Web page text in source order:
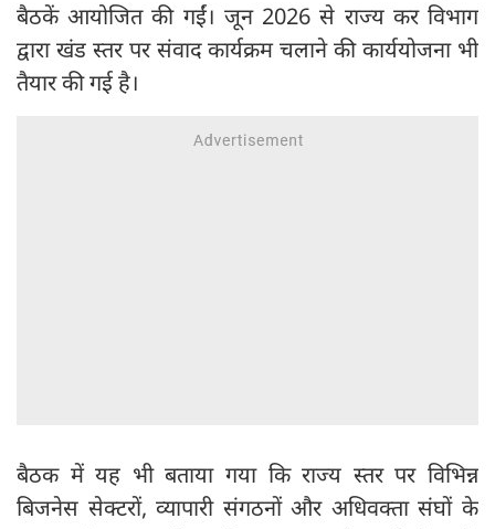
बैठकें आयोजित की गईं। जून 2026 से राज्य कर विभाग
द्वारा खंड स्तर पर संवाद कार्यक्रम चलाने की कार्ययोजना भी
तैयार की गई है।
बैठक में यह भी बताया गया कि राज्य स्तर पर विभिन्न
बिजनेस सेक्टरों, व्यापारी संगठनों और अधिवक्ता संघों के